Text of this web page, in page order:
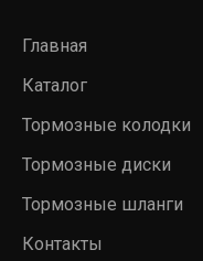
Главная
Каталог
Тормозные колодки
Тормозные диски
Тормозные шланги
Контакты